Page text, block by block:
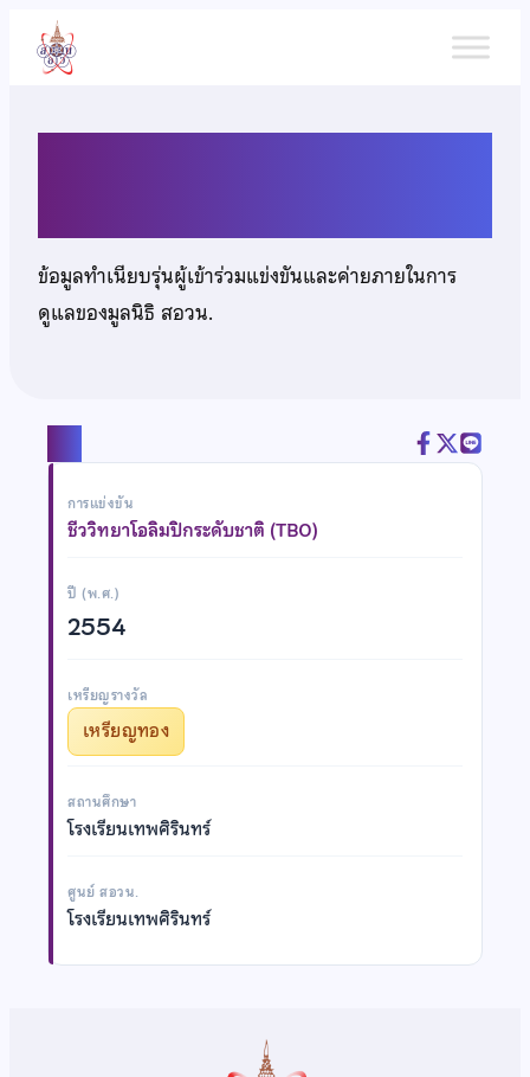
เนื้อหา
ข้อมูลทำเนียบรุ่นผู้เข้าร่วมแข่งขันและค่ายภายในการ
ดูแลของมูลนิธิ สอวน.
การแข่งขัน
ชีววิทยาโอลิมปิกระดับชาติ (TBO)
ปี (พ.ศ.)
2554
เหรียญรางวัล
เหรียญทอง
สถานศึกษา
โรงเรียนเทพศิรินทร์
ศูนย์ สอวน.
โรงเรียนเทพศิรินทร์